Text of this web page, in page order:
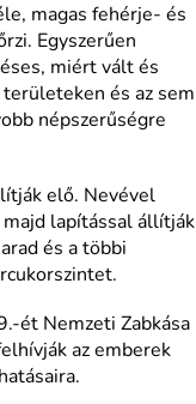
magas fehérje- és
Egyszerűen
miért vált és
és az sem
népszerűségre
elő. Nevével
lapítással állítják
és a többi
ét Nemzeti Zabkása
az emberek